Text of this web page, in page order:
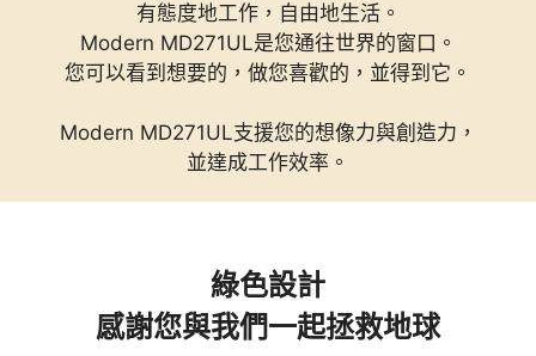
有態度地工作，自由地生活。
Modern MD271UL是您通往世界的窗口。
您可以看到想要的，做您喜歡的，並得到它。
Modern MD271UL支援您的想像力與創造力，
並達成工作效率。
綠色設計
感謝您與我們一起拯救地球